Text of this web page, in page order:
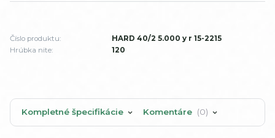
Číslo produktu:
HARD 40/2 5.000 y r 15-2215
Hrúbka nite:
120
Kompletné špecifikácie Komentáre 0